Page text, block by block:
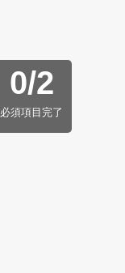
0/2
必須項目完了